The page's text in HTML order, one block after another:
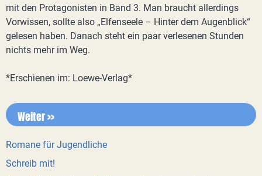
mit den Protagonisten in Band 3. Man braucht allerdings
Vorwissen, sollte also „Elfenseele – Hinter dem Augenblick“
gelesen haben. Danach steht ein paar verlesenen Stunden
nichts mehr im Weg.
*Erschienen im: Loewe-Verlag*
Weiter >>
Romane für Jugendliche
Schreib mit!